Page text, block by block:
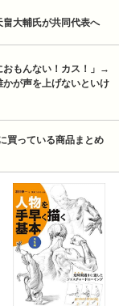
畠大輔氏が共同代表へ
おもんない！カス！」→
が声を上げないといけ
買っている商品まとめ